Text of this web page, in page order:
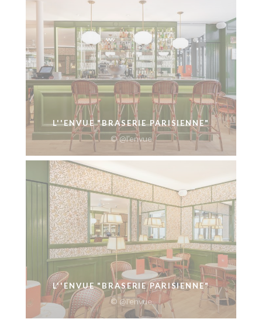
L''ENVUE "BRASERIE PARISIENNE"
© @l'envue
L''ENVUE "BRASERIE PARISIENNE"
© @l'envue